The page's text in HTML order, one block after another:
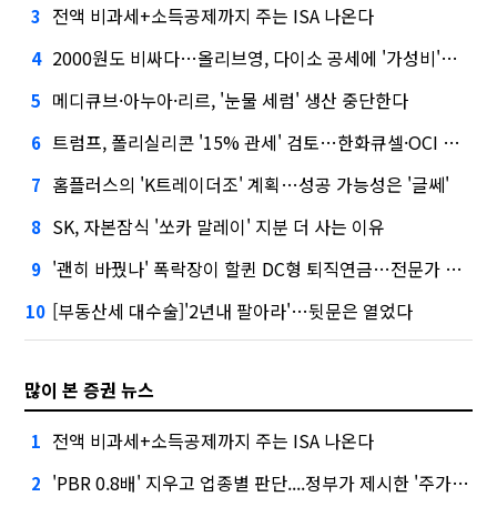
3 전액 비과세+소득공제까지 주는 ISA 나온다
4 2000원도 비싸다…올리브영, 다이소 공세에 '가성비'로 맞불
5 메디큐브·아누아·리르, '눈물 세럼' 생산 중단한다
6 트럼프, 폴리실리콘 '15% 관세' 검토…한화큐셀·OCI 영향은?
7 홈플러스의 'K트레이더조' 계획…성공 가능성은 '글쎄'
8 SK, 자본잠식 '쏘카 말레이' 지분 더 사는 이유
9 '괜히 바꿨나' 폭락장이 할퀸 DC형 퇴직연금…전문가 조언은
10 [부동산세 대수술]'2년내 팔아라'…뒷문은 열었다
많이 본 증권 뉴스
1 전액 비과세+소득공제까지 주는 ISA 나온다
2 'PBR 0.8배' 지우고 업종별 판단....정부가 제시한 '주가 누르기' 방지법